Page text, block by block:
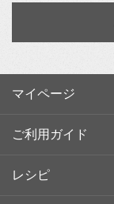
マイページ
ご利用ガイド
レシピ